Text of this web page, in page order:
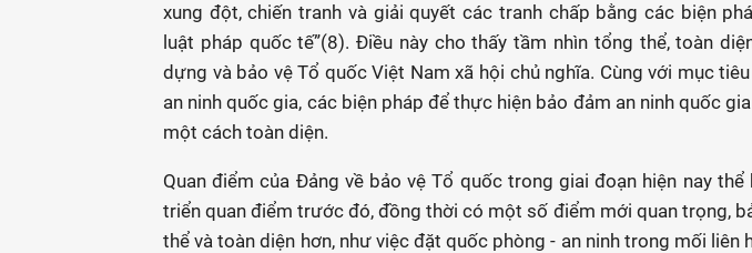
xung đột, chiến tranh và giải quyết các tranh chấp bằng các biện
luật pháp quốc tế”(8). Điều này cho thấy tầm nhìn tổng thể, toàn
dựng và bảo vệ Tổ quốc Việt Nam xã hội chủ nghĩa. Cùng với mục
an ninh quốc gia, các biện pháp để thực hiện bảo đảm an ninh quốc
một cách toàn diện.
Quan điểm của Đảng về bảo vệ Tổ quốc trong giai đoạn hiện nay
triển quan điểm trước đó, đồng thời có một số điểm mới quan trọng,
thể và toàn diện hơn, như việc đặt quốc phòng - an ninh trong mối liên